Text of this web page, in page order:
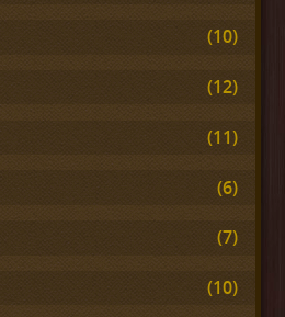
(10)
(12)
(11)
(6)
(7)
(10)